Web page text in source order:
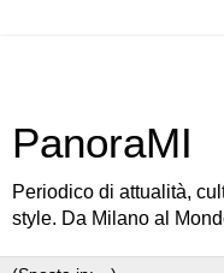
PanoraMI
Periodico di attualità,
style. Da Milano al